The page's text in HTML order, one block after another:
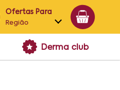
Ofertas Para
Região
Alagoas
Derma club